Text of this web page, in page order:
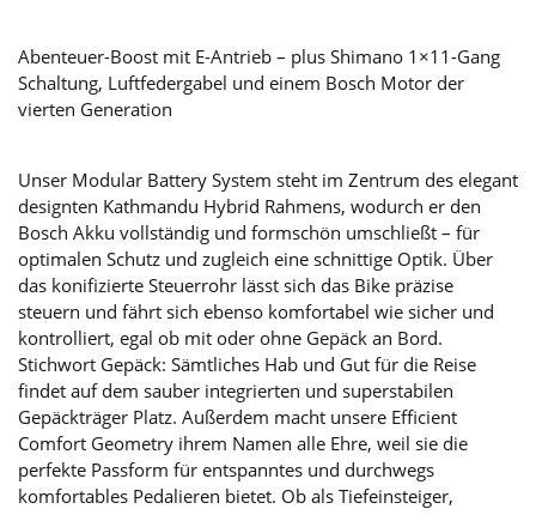
Abenteuer-Boost mit E-Antrieb – plus Shimano 1×11-Gang
Schaltung, Luftfedergabel und einem Bosch Motor der
vierten Generation
Unser Modular Battery System steht im Zentrum des elegant
designten Kathmandu Hybrid Rahmens, wodurch er den
Bosch Akku vollständig und formschön umschließt – für
optimalen Schutz und zugleich eine schnittige Optik. Über
das konifizierte Steuerrohr lässt sich das Bike präzise
steuern und fährt sich ebenso komfortabel wie sicher und
kontrolliert, egal ob mit oder ohne Gepäck an Bord.
Stichwort Gepäck: Sämtliches Hab und Gut für die Reise
findet auf dem sauber integrierten und superstabilen
Gepäckträger Platz. Außerdem macht unsere Efficient
Comfort Geometry ihrem Namen alle Ehre, weil sie die
perfekte Passform für entspanntes und durchwegs
komfortables Pedalieren bietet. Ob als Tiefeinsteiger,